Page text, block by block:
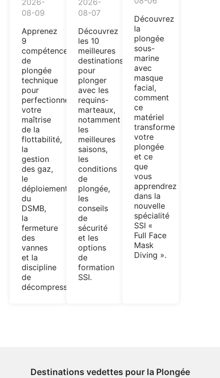
2026-
08-09
Apprenez
9
compétences
de
plongée
technique
pour
perfectionner
votre
maîtrise
de la
flottabilité,
la
gestion
des gaz,
le
déploiement
du
DSMB,
la
fermeture
des
vannes
et la
discipline
de
décompression.
2026-
08-07
Découvrez
les 10
meilleures
destinations
pour
plonger
avec les
requins-
marteaux,
notamment
les
meilleures
saisons,
les
conditions
de
plongée,
les
conseils
de
sécurité
et les
options
de
formation
SSI.
Découvrez
la
plongée
sous-
marine
avec
masque
facial,
comment
ce
matériel
transforme
votre
plongée
et ce
que
vous
apprendrez
dans la
nouvelle
spécialité
SSI «
Full Face
Mask
Diving ».
Destinations vedettes pour la Plongée